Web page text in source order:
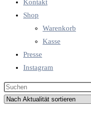
Kontakt
Shop
Warenkorb
Kasse
Presse
Instagram
Diese
Website